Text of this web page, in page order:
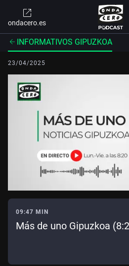
ondacero.es
INFORMATIVOS GIPUZKOA
23/04/2025
09:47 MIN
Más de uno Gipuzkoa